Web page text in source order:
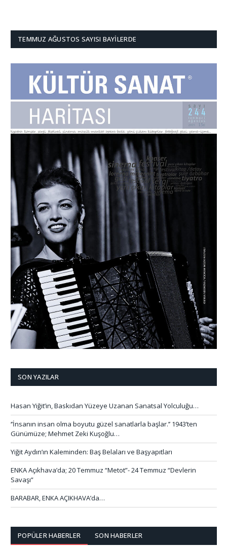
TEMMUZ AĞUSTOS SAYISI BAYILERDE
SON YAZILAR
Hasan Yiğit’in, Baskıdan Yüzeye Uzanan Sanatsal Yolculuğu…
‘’İnsanın insan olma boyutu güzel sanatlarla başlar.’’ 1943’ten
Günümüze; Mehmet Zeki Kuşoğlu…
Yiğit Aydın’ın Kaleminden: Baş Belaları ve Başyapıtları
ENKA Açıkhava’da; 20 Temmuz “Metot”- 24 Temmuz “Devlerin
Savaşı”
BARABAR, ENKA AÇIKHAVA’da…
POPÜLER HABERLER SON HABERLER